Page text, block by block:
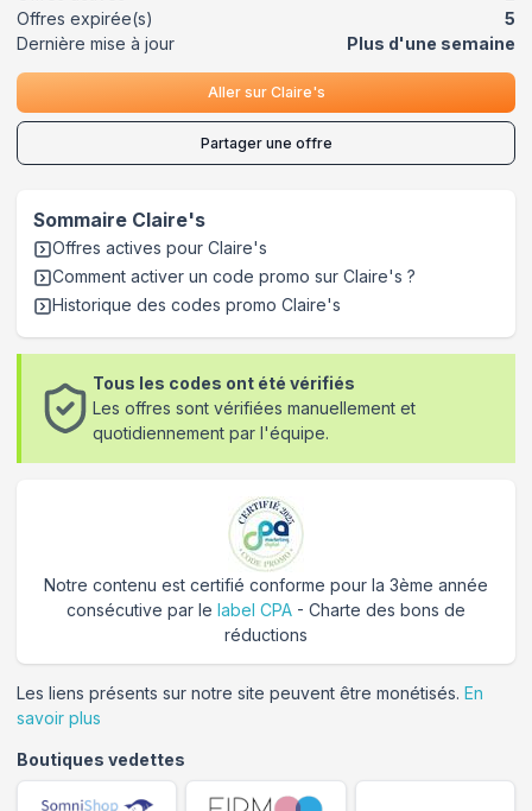
Offres expirée(s)
5
Dernière mise à jour
Plus d'une semaine
Aller sur Claire's
Partager une offre
Sommaire Claire's
Offres actives pour Claire's
Comment activer un code promo sur Claire's ?
Historique des codes promo Claire's
Tous les codes ont été vérifiés
Les offres sont vérifiées manuellement et
quotidiennement par l'équipe.
Notre contenu est certifié conforme pour la 3ème année
consécutive par le label CPA - Charte des bons de
réductions
Les liens présents sur notre site peuvent être monétisés. En
savoir plus
Boutiques vedettes